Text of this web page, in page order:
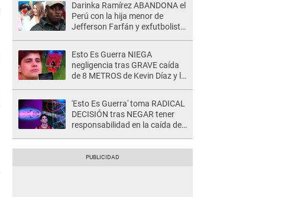
Darinka Ramírez ABANDONA el
Perú con la hija menor de
Jefferson Farfán y exfutbolista
Esto Es Guerra NIEGA
negligencia tras GRAVE caída
de 8 METROS de Kevin Díaz y lo
'Esto Es Guerra' toma RADICAL
DECISIÓN tras NEGAR tener
responsabilidad en la caída de